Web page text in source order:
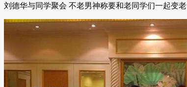
刘德华与同学聚会 不老男神称要和老同学们一起变老